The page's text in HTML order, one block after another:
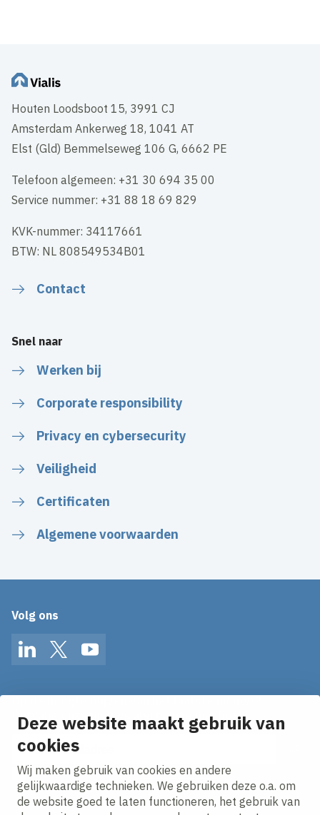
Deze website maakt gebruik van
cookies
Wij maken gebruik van cookies en andere
gelijkwaardige technieken. We gebruiken deze o.a. om
de website goed te laten functioneren, het gebruik van
Houten Loodsboot 15, 3991 CJ
Amsterdam Ankerweg 18, 1041 AT
Elst (Gld) Bemmelseweg 106 G, 6662 PE
Telefoon algemeen: +31 30 694 35 00
Service nummer: +31 88 18 69 829
KVK-nummer: 34117661
BTW: NL 808549534B01
Contact
Snel naar
Werken bij
Corporate responsibility
Privacy en cybersecurity
Veiligheid
Certificaten
Algemene voorwaarden
Volg ons
LinkedInTwitterYouTube
Ontvang onze nieuws alerts in je mailbox!
E-mailadres
Ik ga akkoord met hetprivacy statement.